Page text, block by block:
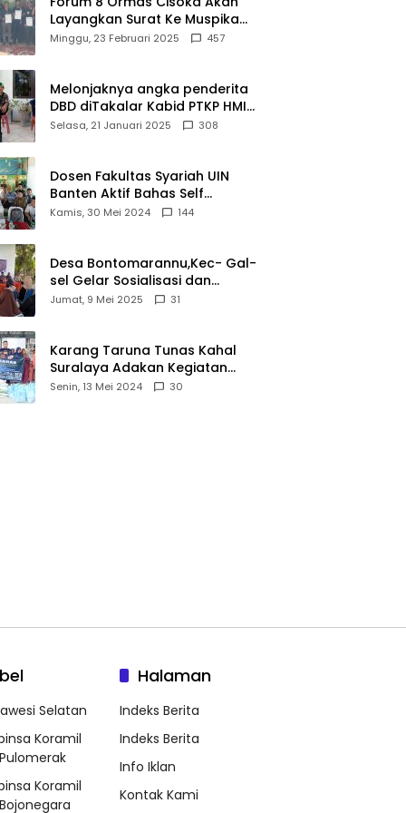
Layangkan Surat Ke Muspika
Atas Adanya Kantor Matel di
Minggu, 23 Februari 2025 457
Melonjaknya angka penderita
DBD diTakalar Kabid PTKP HMI
Cab.Takalar angkat bicara
Selasa, 21 Januari 2025 308
Dosen Fakultas Syariah UIN
Banten Aktif Bahas Self
Declare Halal dalam Forum
Kamis, 30 Mei 2024 144
Desa Bontomarannu,Kec- Gal-
sel Gelar Sosialisasi dan
Bimtek Pemutakhiran Data ID
Jumat, 9 Mei 2025 31
Karang Taruna Tunas Kahal
Suralaya Adakan Kegiatan
Bansos Terhadap Kaum
Senin, 13 Mei 2024 30
Selatan
Koramil
Koramil
Halaman
Indeks Berita
Indeks Berita
Info Iklan
Kontak Kami